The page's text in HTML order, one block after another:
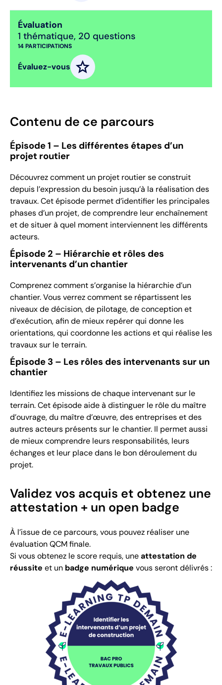
Évaluation
1 thématique, 20 questions
14PARTICIPATIONS
Évaluez-vous star
Contenu de ce parcours
Épisode 1 – Les différentes étapes d’un
projet routier
Découvrez comment un projet routier se construit
depuis l’expression du besoin jusqu’à la réalisation des
travaux. Cet épisode permet d’identifier les principales
phases d’un projet, de comprendre leur enchaînement
et de situer à quel moment interviennent les différents
acteurs.
Épisode 2 – Hiérarchie et rôles des
intervenants d’un chantier
Comprenez comment s’organise la hiérarchie d’un
chantier. Vous verrez comment se répartissent les
niveaux de décision, de pilotage, de conception et
d’exécution, afin de mieux repérer qui donne les
orientations, qui coordonne les actions et qui réalise les
travaux sur le terrain.
Épisode 3 – Les rôles des intervenants sur un
chantier
Identifiez les missions de chaque intervenant sur le
terrain. Cet épisode aide à distinguer le rôle du maître
d’ouvrage, du maître d’œuvre, des entreprises et des
autres acteurs présents sur le chantier. Il permet aussi
de mieux comprendre leurs responsabilités, leurs
échanges et leur place dans le bon déroulement du
projet.
Validez vos acquis et obtenez une
attestation + un open badge
À l’issue de ce parcours, vous pouvez réaliser une
évaluation QCM finale.
Si vous obtenez le score requis, uneattestation de
réussite et un badge numérique vous seront délivrés :